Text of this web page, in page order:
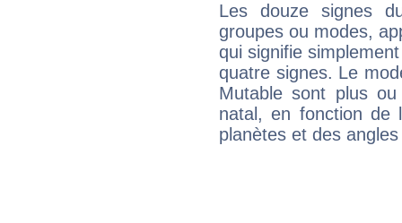
Les douze signes
groupes ou modes,
qui signifie
quatre signes. Le
Mutable sont plus
natal, en fonction de
planètes et des